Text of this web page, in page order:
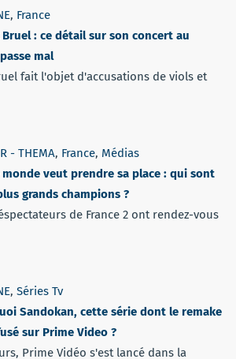
, France
Bruel : ce détail sur son concert au
mal
fait l'objet d'accusations de viols et
- THEMA, France, Médias
monde veut prendre sa place : qui sont
grands champions ?
de France 2 ont rendez-vous
, Séries Tv
Sandokan, cette série dont le remake
sur Prime Video ?
Prime Vidéo s'est lancé dans la